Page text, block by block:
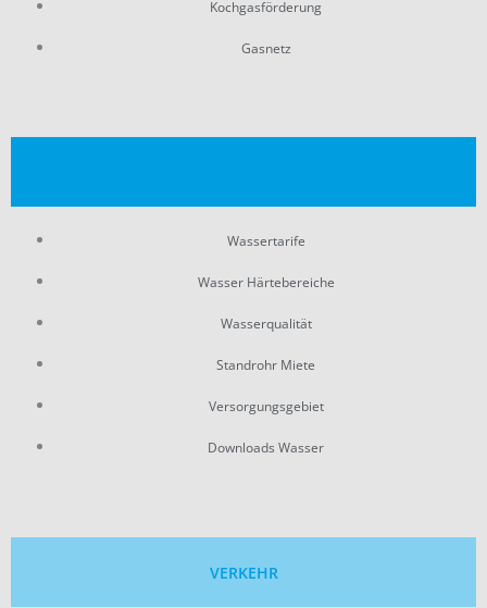
Kochgasförderung
Gasnetz
Wassertarife
Wasser Härtebereiche
Wasserqualität
Standrohr Miete
Versorgungsgebiet
Downloads Wasser
VERKEHR